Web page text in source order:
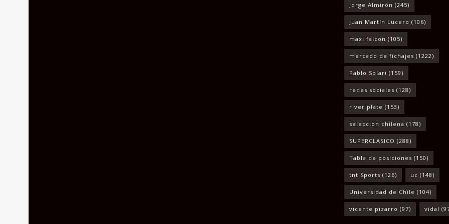
Jorge Almirón (245)
Juan Martín Lucero (106)
maxi falcon (105)
mercado de fichajes (1222)
Pablo Solari (159)
redes sociales (128)
river plate (153)
seleccion chilena (178)
SUPERCLASICO (288)
Tabla de posiciones (150)
tnt Sports (126) uc (148)
Universidad de Chile (104)
vicente pizarro (97) vidal